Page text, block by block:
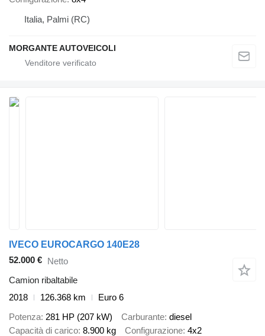
Italia, Palmi (RC)
MORGANTE AUTOVEICOLI
IVECO EUROCARGO 140E28
52.000 € Netto
Camion ribaltabile
2018
126.368 km
Euro 6
Potenza 281 HP (207 kW) Carburante diesel
Capacità di carico 8.900 kg Configurazione 4x2